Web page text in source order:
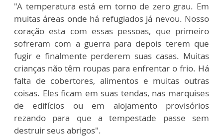
"A temperatura está em torno de zero grau. Em
muitas áreas onde há refugiados já nevou. Nosso
coração esta com essas pessoas, que primeiro
sofreram com a guerra para depois terem que
fugir e finalmente perderem suas casas. Muitas
crianças não têm roupas para enfrentar o frio. Há
falta de cobertores, alimentos e muitas outras
coisas. Eles ficam em suas tendas, nas marquises
de edifícios ou em alojamento provisórios
rezando para que a tempestade passe sem
destruir seus abrigos".